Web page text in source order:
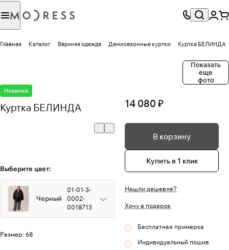
Главная Каталог Верхняя одежда Демисезонные куртки Куртка БЕЛИНДА
Показать
еще
фото
Новинка
Куртка БЕЛИНДА
Выберите цвет:
Черный
01-01-3-
0002-
0018713
Размер: 68
14 080 ₽
В корзину
Купить в 1 клик
Нашли дешевле?
Хочу в подарок
Бесплатная примерка
Индивидуальный пошив